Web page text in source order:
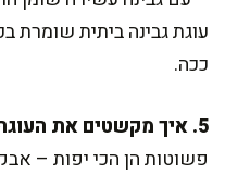
עוגת גבינה ביתית
ככה.
5. איך מקשטים את העוגה בצורה שהכי מחמיאה לה?
פשוטות הן הכי יפות –